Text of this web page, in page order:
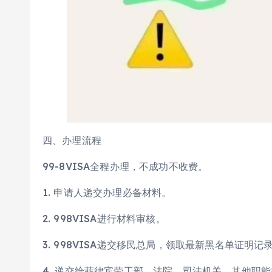
四、办理流程
99-8VISA全程办理，不成功不收费。
1. 申请人递交办理必备材料。
2. 998VISA进行材料审核。
3. 998VISA递交移民总局，领取最新黑名单证明记录